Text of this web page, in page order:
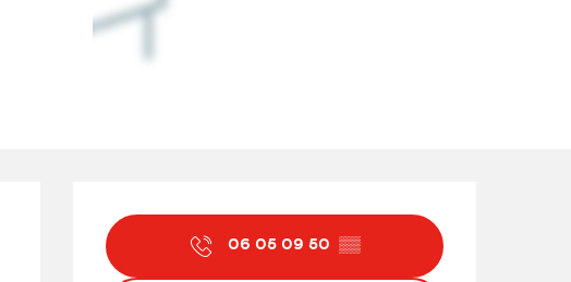
Ouverture et coordonnées
06 05 09 50 ▒▒